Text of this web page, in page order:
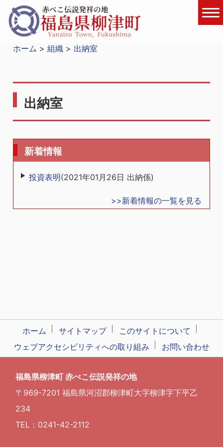
ホーム 組織 出納室
出納室
新着情報
投資表明(2021年01月26日 出納係)
>>新着情報の一覧を見る
ホーム サイトマップ
このサイトについて
ウェブアクセシビリティへの取り組み
お問い合わせ
福島県柳津町 赤べこ伝説発祥の地
〒969-7201 福島県河沼郡柳津町大字柳津字下平乙
234
TEL：0241-42-2112